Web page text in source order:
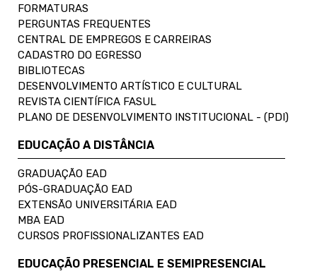
FORMATURAS
PERGUNTAS FREQUENTES
CENTRAL DE EMPREGOS E CARREIRAS
CADASTRO DO EGRESSO
BIBLIOTECAS
DESENVOLVIMENTO ARTÍSTICO E CULTURAL
REVISTA CIENTÍFICA FASUL
PLANO DE DESENVOLVIMENTO INSTITUCIONAL - (PDI)
EDUCAÇÃO A DISTÂNCIA
GRADUAÇÃO EAD
PÓS-GRADUAÇÃO EAD
EXTENSÃO UNIVERSITÁRIA EAD
MBA EAD
CURSOS PROFISSIONALIZANTES EAD
EDUCAÇÃO PRESENCIAL E SEMIPRESENCIAL